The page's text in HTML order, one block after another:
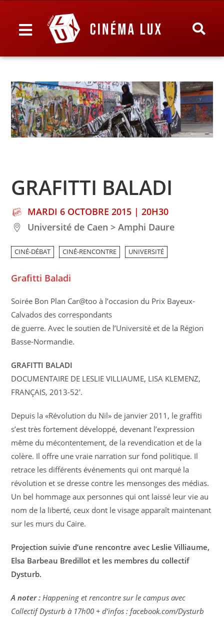
GRAFITTI BALADI
MARDI 6 OCTOBRE 2015 | 20H30
Université de Caen > Amphi Daure
CINÉ-DÉBAT CINÉ-RENCONTRE UNIVERSITÉ
Grafitti Baladi
Soirée Bon Plan Car@too à l’occasion du Prix Bayeux-
Calvados des correspondants
de guerre. Avec le soutien de l’Université et de la Région
Basse-Normandie.
GRAFITTI BALADI
DOCUMENTAIRE DE LESLIE VILLIAUME, LISA KLEMENZ,
FRANÇAIS, 2013-52′.
Depuis la «Révolution du Nil» de janvier 2011, le graffiti
s’est très fortement développé, devenant l’expression
même du mécontentement, de la revendication et de la
colère. Il offre une vraie narration sur fond politique. Il
retrace les différents événements qui ont marqué la
révolution et se dresse contre les mensonges des médias.
Un bel hommage aux personnes qui ont laissé leur vie au
nom de la liberté, ceux dont le visage apparaît maintenant
sur les murs du Caire.
Projection suivie d’une rencontre avec Leslie Villiaume,
Elsa Barbeau Bredillot et les membres du collectif
Dysturb.
A noter :Happening et rencontre sur le campus avec
Collectif Dysturb à 17h00 + d’infos : facebook.com/Dysturb